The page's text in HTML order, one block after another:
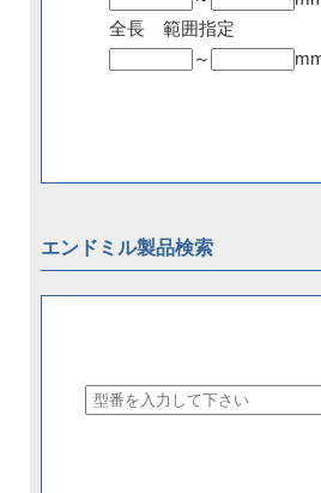
全長 範囲指定
～
エンドミル製品検索